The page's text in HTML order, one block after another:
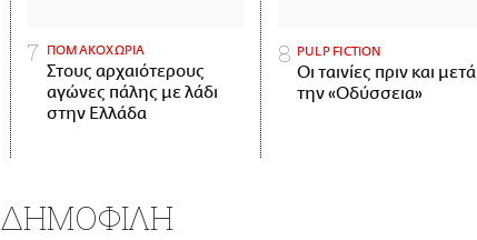
ΠΟΜΑΚΟΧΩΡΙΑ
Στους αρχαιότερους
αγώνες πάλης με λάδι
στην Ελλάδα
PULP FICTION
Οι ταινίες πριν και μετά
την «Οδύσσεια»
ΔΗΜΟΦΙΛΗ